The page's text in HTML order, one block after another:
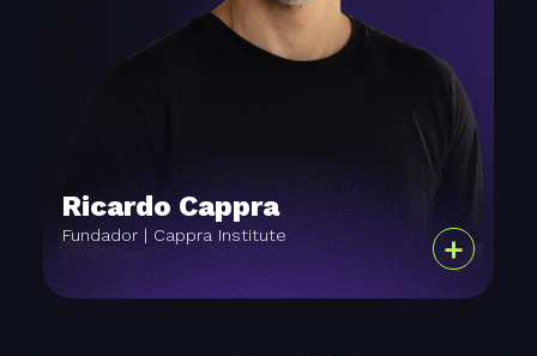
Ricardo Cappra
Fundador | Cappra Institute +